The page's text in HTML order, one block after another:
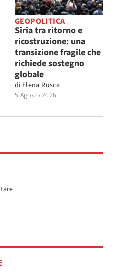
GEOPOLITICA
Siria tra ritorno e
ricostruzione: una
transizione fragile che
richiede sostegno
globale
di Elena Rusca
5 Agosto 2026